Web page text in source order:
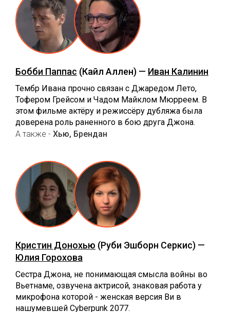
Бобби Паппас (Кайл Аллен) — Иван Калинин
Тембр Ивана прочно связан с Джаредом Лето,
Тофером Грейсом и Чадом Майклом Мюрреем. В
этом фильме актёру и режиссёру дубляжа была
доверена роль раненного в бою друга Джона.
А также - Хью, Брендан
Кристин Донохью (Руби Эшборн Серкис) —
Юлия Горохова
Сестра Джона, не понимающая смысла войны во
Вьетнаме, озвучена актрисой, знаковая работа у
микрофона которой - женская версия Ви в
нашумевшей Cyberpunk 2077.